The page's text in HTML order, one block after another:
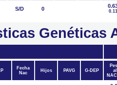
S/D 0 0.11
Genéticas
Fecha
Nac
Hijos PAVG G-DEP
al